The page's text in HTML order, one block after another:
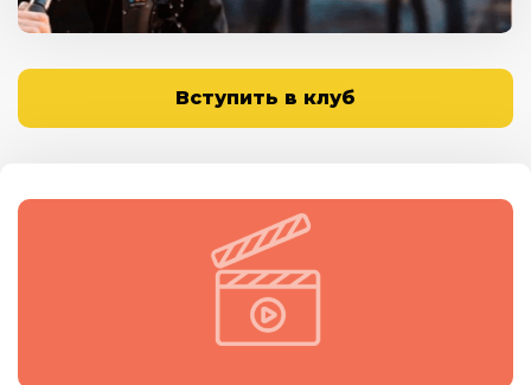
Вступить в клуб